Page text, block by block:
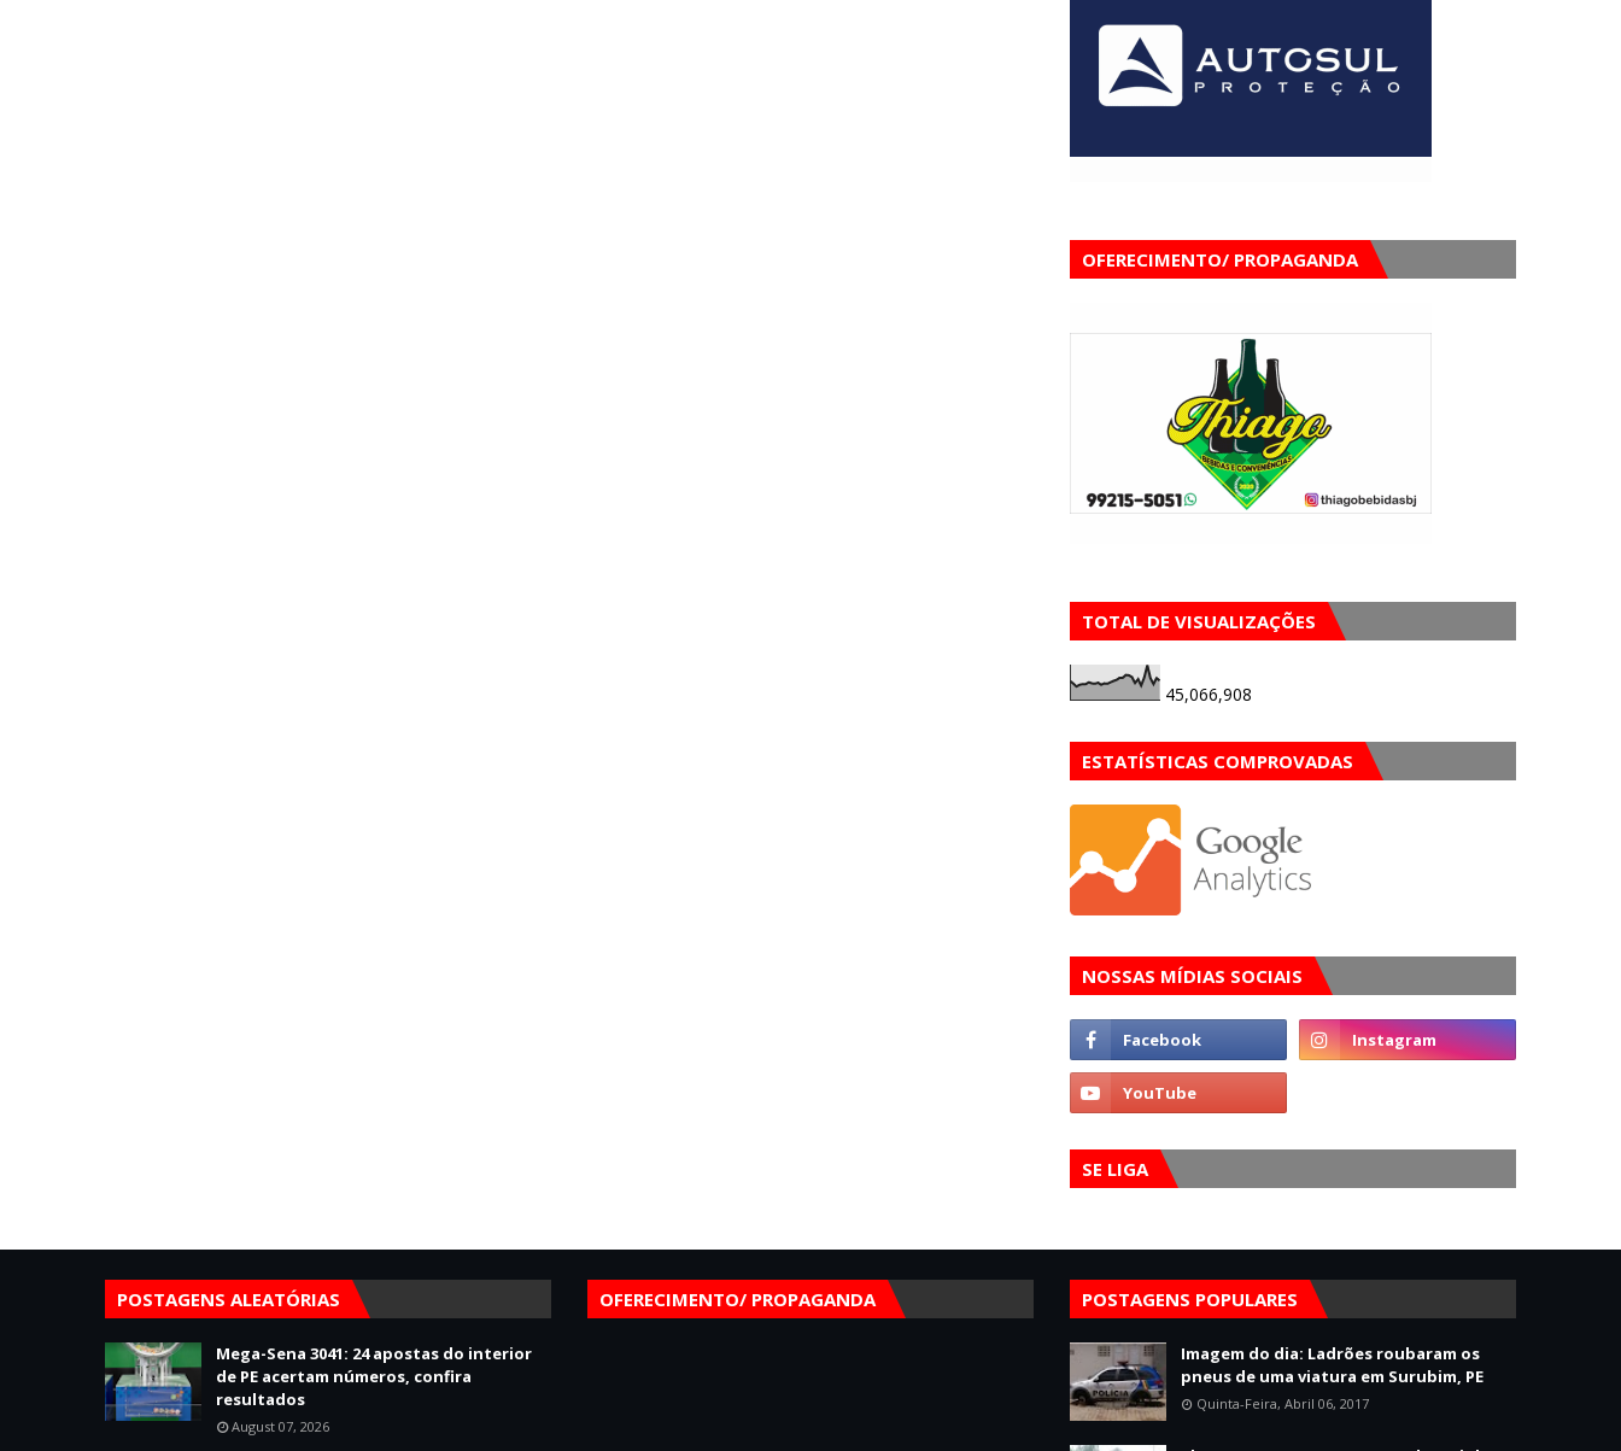
OFERECIMENTO/ PROPAGANDA
TOTAL DE VISUALIZAÇÕES
45,066,908
ESTATÍSTICAS COMPROVADAS
NOSSAS MÍDIAS SOCIAIS
SE LIGA
POSTAGENS ALEATÓRIAS
Mega-Sena 3041: 24 apostas do interior
de PE acertam números, confira
resultados
August 07, 2026
OFERECIMENTO/ PROPAGANDA POSTAGENS POPULARES
Imagem do dia: Ladrões roubaram os
pneus de uma viatura em Surubim, PE
Quinta-Feira, Abril 06, 2017